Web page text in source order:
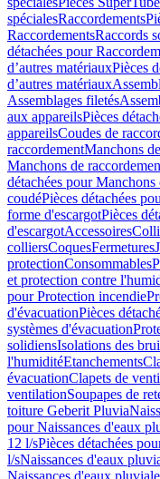
spécialesRaccordements
RaccordementsRaccords
détachées pour
d’autres matériauxPièces
d’autres matériaux
Assemblages filetés
aux appareilsPièces
appareilsCoudes de
raccordementManchons
Manchons de
détachées pour Manchons
coudéPièces détachées
forme d'escargotPièces
d'escargotAccessoires
colliersCoquesFermetures
protectionConsommables
et protection contre
pour Protection incendie
d'évacuationPièces
systèmes d'évacuation
solidiensIsolations des
l'humiditéEtanchements
évacuationClapets de
ventilationSoupapes de
toiture Geberit Pluvia
pour Naissances d'eaux
12 l/sPièces détachées
l/sNaissances d'eaux
Naissances d'eaux